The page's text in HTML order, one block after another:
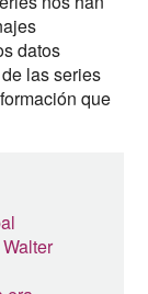
datos
las series
que